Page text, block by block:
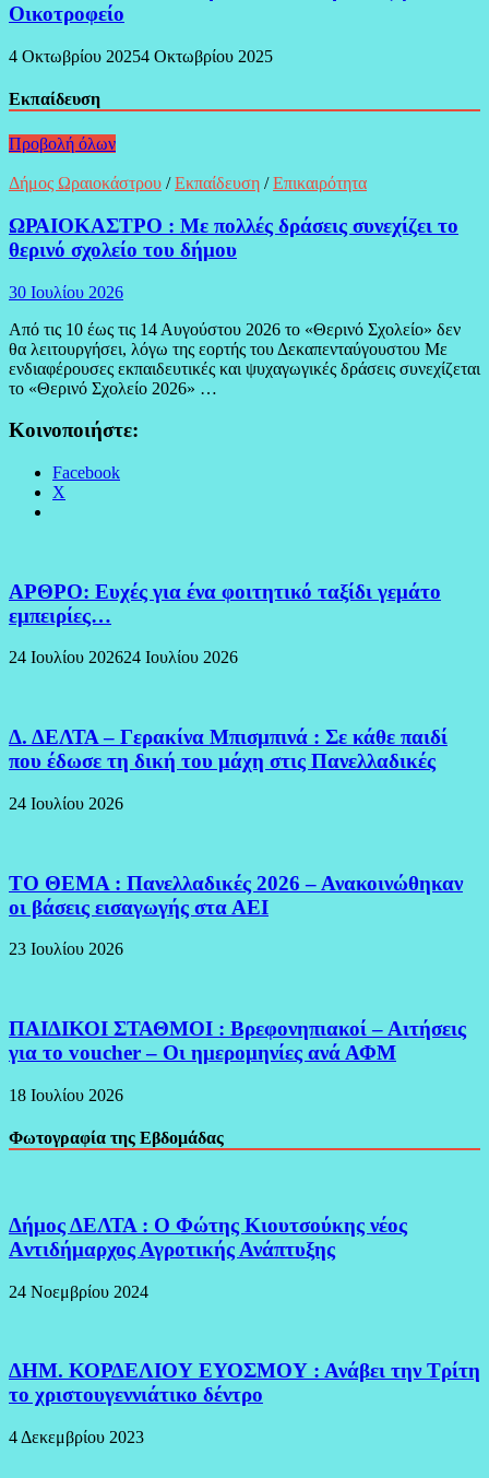
Οικοτροφείο
4 Οκτωβρίου 20254 Οκτωβρίου 2025
Εκπαίδευση
Προβολή όλων
Δήμος Ωραιοκάστρου /Εκπαίδευση /Επικαιρότητα
ΩΡΑΙΟΚΑΣΤΡΟ : Με πολλές δράσεις συνεχίζει το
θερινό σχολείο του δήμου
30 Ιουλίου 2026
Από τις 10 έως τις 14 Αυγούστου 2026 το «Θερινό Σχολείο» δεν
θα λειτουργήσει, λόγω της εορτής του Δεκαπενταύγουστου Με
ενδιαφέρουσες εκπαιδευτικές και ψυχαγωγικές δράσεις συνεχίζεται
το «Θερινό Σχολείο 2026» …
Κοινοποιήστε:
Facebook
X
ΑΡΘΡΟ: Ευχές για ένα φοιτητικό ταξίδι γεμάτο
εμπειρίες…
24 Ιουλίου 202624 Ιουλίου 2026
Δ. ΔΕΛΤΑ – Γερακίνα Μπισμπινά : Σε κάθε παιδί
που έδωσε τη δική του μάχη στις Πανελλαδικές
24 Ιουλίου 2026
ΤΟ ΘΕΜΑ : Πανελλαδικές 2026 – Ανακοινώθηκαν
οι βάσεις εισαγωγής στα ΑΕΙ
23 Ιουλίου 2026
ΠΑΙΔΙΚΟΙ ΣΤΑΘΜΟΙ : Βρεφονηπιακοί – Αιτήσεις
για το voucher – Οι ημερομηνίες ανά ΑΦΜ
18 Ιουλίου 2026
Φωτογραφία της Εβδομάδας
Δήμος ΔΕΛΤΑ : Ο Φώτης Κιουτσούκης νέος
Aντιδήμαρχος Αγροτικής Ανάπτυξης
24 Νοεμβρίου 2024
ΔΗΜ. ΚΟΡΔΕΛΙΟΥ ΕΥΟΣΜΟΥ : Ανάβει την Τρίτη
το χριστουγεννιάτικο δέντρο
4 Δεκεμβρίου 2023